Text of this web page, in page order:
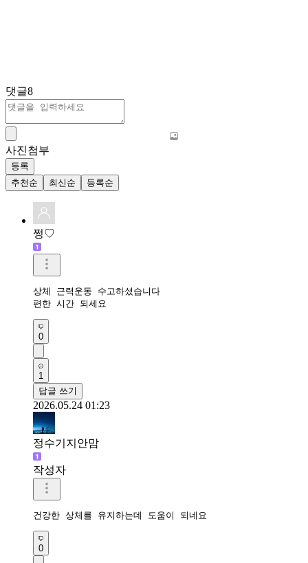
댓글8
사진첨부
등록
추천순
최신순 등록순
쩡♡
상체 근력운동 수고하셨습니다
편한 시간 되세요
0
1
답글 쓰기
2026.05.24 01:23
정수기지안맘
작성자
건강한 상체를 유지하는데 도움이 되네요
0